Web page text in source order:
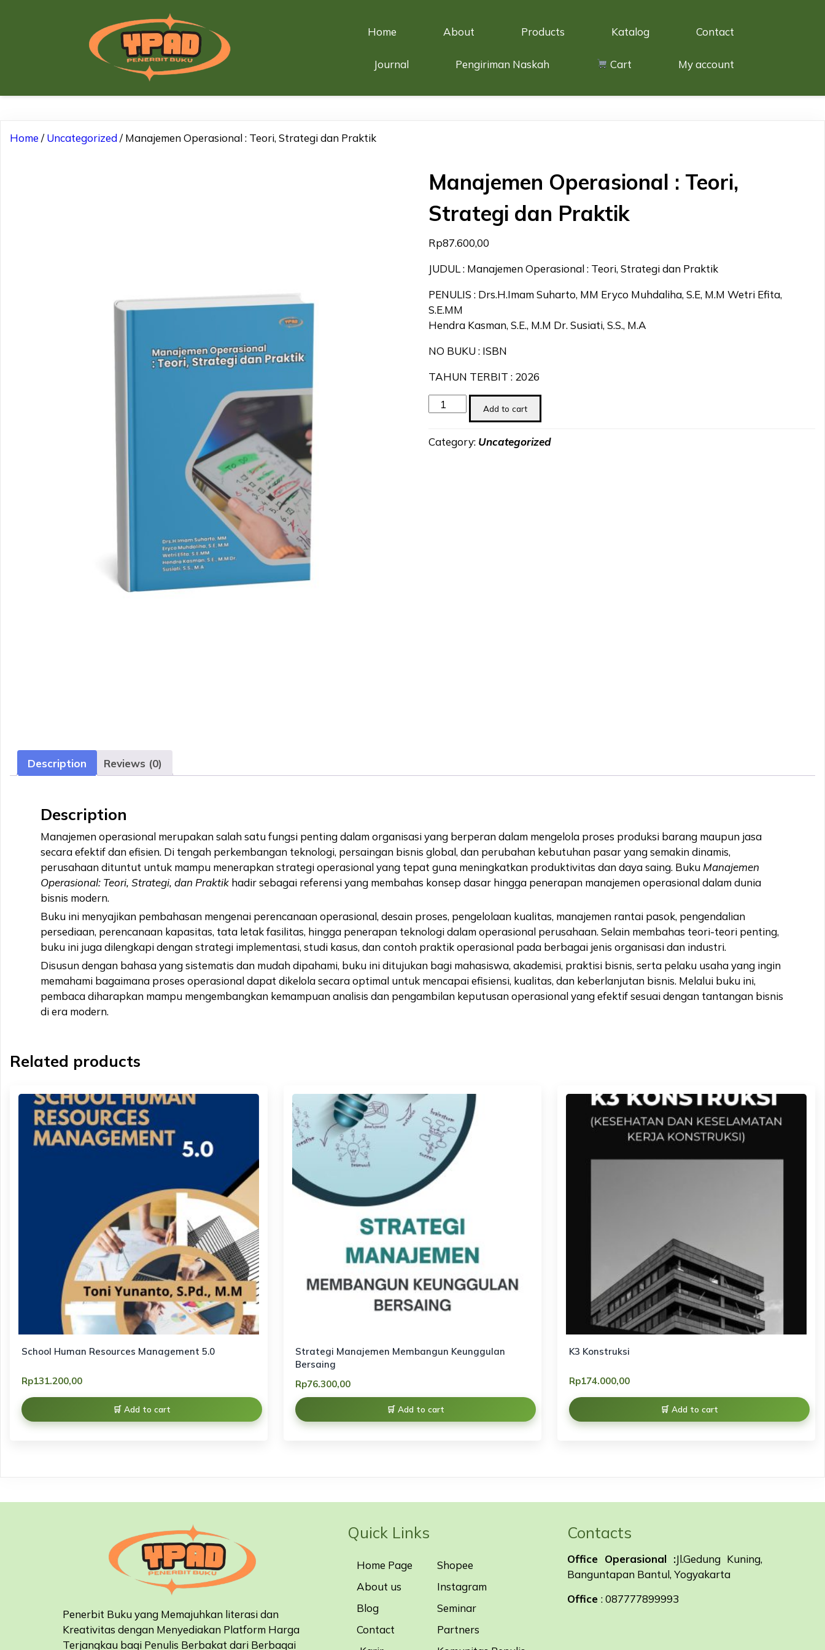
Home About Products Katalog Contact
Journal Pengiriman Naskah Cart My account
Home /Uncategorized/ Manajemen Operasional : Teori, Strategi dan Praktik
Manajemen Operasional : Teori,
Strategi dan Praktik
Rp87.600,00
JUDUL : Manajemen Operasional : Teori, Strategi dan Praktik
PENULIS : Drs.H.Imam Suharto, MM Eryco Muhdaliha, S.E, M.M Wetri Efita,
S.E.MM
Hendra Kasman, S.E., M.M Dr. Susiati, S.S., M.A
NO BUKU : ISBN
TAHUN TERBIT : 2026
Manajemen
Operasional
Teori,
Add to cart
Category: Uncategorized
Description Reviews (0)
Description
Manajemen operasional merupakan salah satu fungsi penting dalam organisasi yang berperan dalam mengelola proses produksi barang maupun jasa
secara efektif dan efisien. Di tengah perkembangan teknologi, persaingan bisnis global, dan perubahan kebutuhan pasar yang semakin dinamis,
perusahaan dituntut untuk mampu menerapkan strategi operasional yang tepat guna meningkatkan produktivitas dan daya saing. Buku Manajemen
Operasional: Teori, Strategi, dan Praktik hadir sebagai referensi yang membahas konsep dasar hingga penerapan manajemen operasional dalam dunia
bisnis modern.
Buku ini menyajikan pembahasan mengenai perencanaan operasional, desain proses, pengelolaan kualitas, manajemen rantai pasok, pengendalian
persediaan, perencanaan kapasitas, tata letak fasilitas, hingga penerapan teknologi dalam operasional perusahaan. Selain membahas teori-teori penting,
buku ini juga dilengkapi dengan strategi implementasi, studi kasus, dan contoh praktik operasional pada berbagai jenis organisasi dan industri.
Disusun dengan bahasa yang sistematis dan mudah dipahami, buku ini ditujukan bagi mahasiswa, akademisi, praktisi bisnis, serta pelaku usaha yang ingin
memahami bagaimana proses operasional dapat dikelola secara optimal untuk mencapai efisiensi, kualitas, dan keberlanjutan bisnis. Melalui buku ini,
pembaca diharapkan mampu mengembangkan kemampuan analisis dan pengambilan keputusan operasional yang efektif sesuai dengan tantangan bisnis
di era modern.
Related products
School Human Resources Management 5.0
Rp131.200,00
Add to cart
Strategi Manajemen Membangun Keunggulan
Bersaing
Rp76.300,00
Add to cart
K3 Konstruksi
Rp174.000,00
Add to cart
Penerbit Buku yang Memajuhkan literasi dan
Kreativitas dengan Menyediakan Platform Harga
Terjangkau bagi Penulis Berbakat dari Berbagai
Quick Links
Home Page
About us
Blog
Contact
Shopee
Instagram
Seminar
Partners
Contacts
Office Operasional :Jl.Gedung Kuning,
Banguntapan Bantul, Yogyakarta
Office: 087777899993